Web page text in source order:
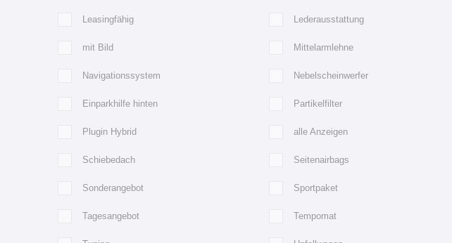
Leasingfähig Lederausstattung
mit Bild Mittelarmlehne
Navigationssystem Nebelscheinwerfer
Einparkhilfe hinten Partikelfilter
Plugin Hybrid alle Anzeigen
Schiebedach Seitenairbags
Sonderangebot Sportpaket
Tagesangebot Tempomat